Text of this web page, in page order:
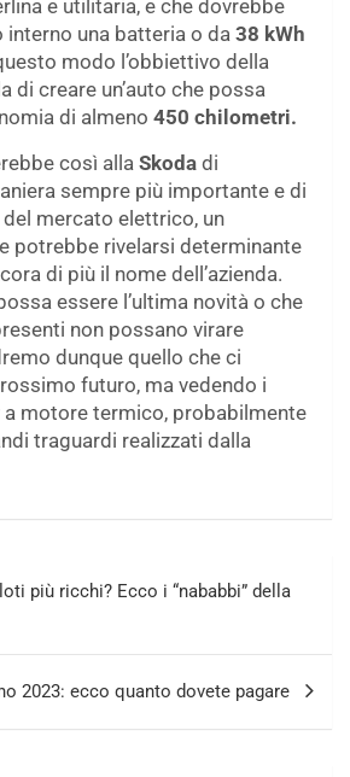
e utilitaria, e che dovrebbe
interno una batteria o da 38 kWh
modo l’obbiettivo della
di creare un’auto che possa
di almeno 450 chilometri.
così alla Skoda di
sempre più importante e di
mercato elettrico, un
potrebbe rivelarsi determinante
di più il nome dell’azienda.
essere l’ultima novità o che
non possano virare
dunque quello che ci
futuro, ma vedendo i
a motore termico, probabilmente
traguardi realizzati dalla
più ricchi? Ecco i “nababbi” della
2023: ecco quanto dovete pagare